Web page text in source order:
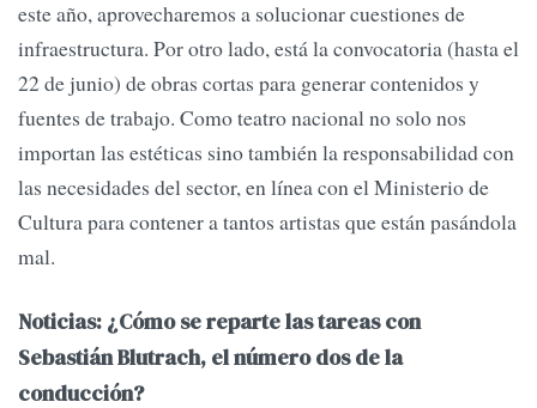
este año, aprovecharemos a solucionar cuestiones de
infraestructura. Por otro lado, está la convocatoria (hasta el
22 de junio) de obras cortas para generar contenidos y
fuentes de trabajo. Como teatro nacional no solo nos
importan las estéticas sino también la responsabilidad con
las necesidades del sector, en línea con el Ministerio de
Cultura para contener a tantos artistas que están pasándola
mal.
Noticias: ¿Cómo se reparte las tareas con
Sebastián Blutrach, el número dos de la
conducción?